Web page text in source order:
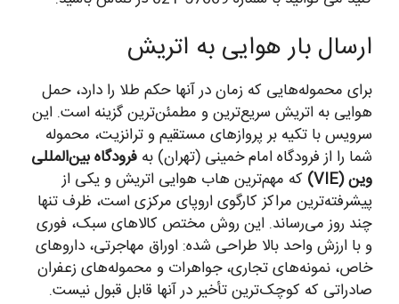
ارسال بار هوایی به اتریش
برای محموله‌هایی که زمان در آنها حکم طلا را دارد، حمل
هوایی به اتریش سریع‌ترین و مطمئن‌ترین گزینه است. این
سرویس با تکیه بر پروازهای مستقیم و ترانزیت، محموله
شما را از فرودگاه امام خمینی (تهران) به فرودگاه بین‌المللی
وین (VIE)
که مهم‌ترین هاب هوایی اتریش و یکی از
پیشرفته‌ترین مراکز کارگوی اروپای مرکزی است، ظرف تنها
چند روز می‌رساند. این روش مختص کالاهای سبک، فوری
و با ارزش واحد بالا طراحی شده: اوراق مهاجرتی، داروهای
خاص، نمونه‌های تجاری، جواهرات و محموله‌های زعفران
صادراتی که کوچک‌ترین تأخیر در آنها قابل قبول نیست.